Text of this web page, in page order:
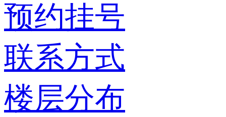
预约挂号
联系方式
楼层分布